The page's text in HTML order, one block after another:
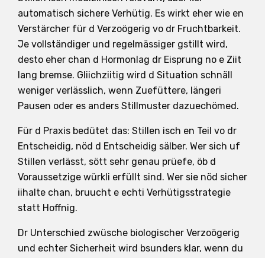
automatisch sichere Verhütig. Es wirkt eher wie en
Verstärcher für d Verzoögerig vo dr Fruchtbarkeit.
Je vollständiger und regelmässiger gstillt wird,
desto eher chan d Hormonlag dr Eisprung no e Ziit
lang bremse. Gliichziitig wird d Situation schnäll
weniger verlässlich, wenn Zuefüttere, längeri
Pausen oder es anders Stillmuster dazuechömed.
Für d Praxis bedütet das: Stillen isch en Teil vo dr
Entscheidig, nöd d Entscheidig sälber. Wer sich uf
Stillen verlässt, sött sehr genau prüefe, öb d
Voraussetzige würkli erfüllt sind. Wer sie nöd sicher
iihalte chan, bruucht e echti Verhütigsstrategie
statt Hoffnig.
Dr Unterschied zwüsche biologischer Verzoögerig
und echter Sicherheit wird bsunders klar, wenn du